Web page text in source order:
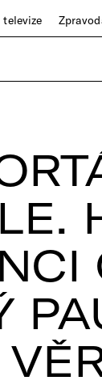
televize